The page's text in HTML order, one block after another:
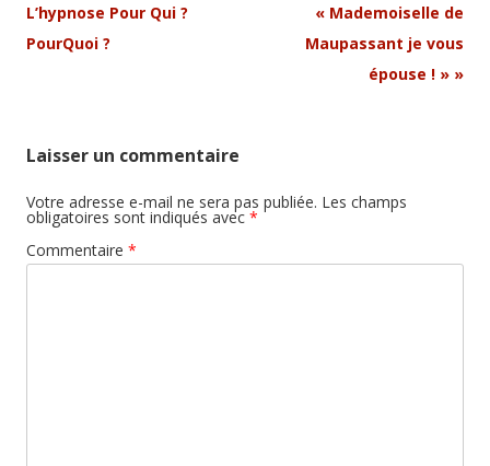
L’hypnose Pour Qui ?
PourQuoi ?
« Mademoiselle de
Maupassant je vous
épouse ! » »
Laisser un commentaire
Votre adresse e-mail ne sera pas publiée. Les champs
obligatoires sont indiqués avec *
Commentaire *